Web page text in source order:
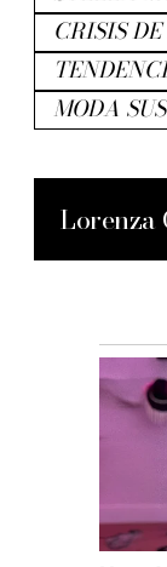
CRISIS
MODA
Lorenza